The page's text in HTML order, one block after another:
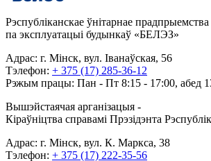
Рэспубліканскае ўнітарнае прадпрыемства
па эксплуатацыі будынкаў «БЕЛЭЗ»
Адрас: г. Мінск, вул. Іванаўская, 56
Тэлефон: + 375 (17) 285-36-12
Рэжым працы: Пан - Пт 8:15 - 17:00, абед
Вышэйстаячая арганізацыя -
Кіраўніцтва справамі Прэзідэнта
Адрас: г. Мінск, вул. К. Маркса, 38
Тэлефон: + 375 (17) 222-35-56